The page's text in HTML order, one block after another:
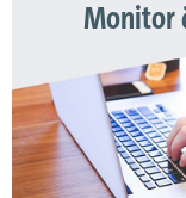
Monitor